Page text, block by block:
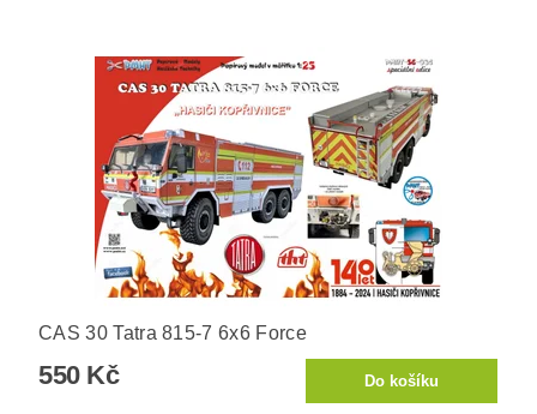
CAS 30 Tatra 815-7 6x6 Force
550 Kč